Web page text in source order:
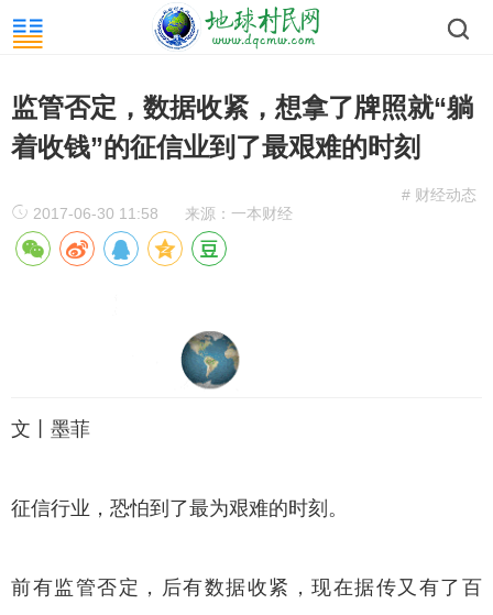
监管否定，数据收紧，想拿了牌照就“躺
着收钱”的征信业到了最艰难的时刻
# 财经动态
2017-06-30 11:58
来源：一本财经
文丨墨菲
征信行业，恐怕到了最为艰难的时刻。
前有监管否定，后有数据收紧，现在据传又有了百